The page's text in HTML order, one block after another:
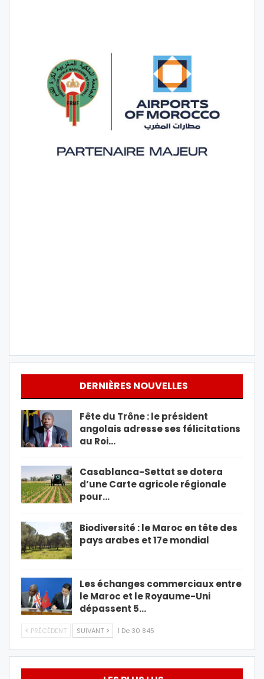
DERNIÈRES NOUVELLES
Fête du Trône : le président
angolais adresse ses félicitations
au Roi…
Casablanca-Settat se dotera
d’une Carte agricole régionale
pour…
Biodiversité : le Maroc en tête des
pays arabes et 17e mondial
Les échanges commerciaux entre
le Maroc et le Royaume-Uni
dépassent 5…
PRÉCÉDENT SUIVANT 1 De 30 845